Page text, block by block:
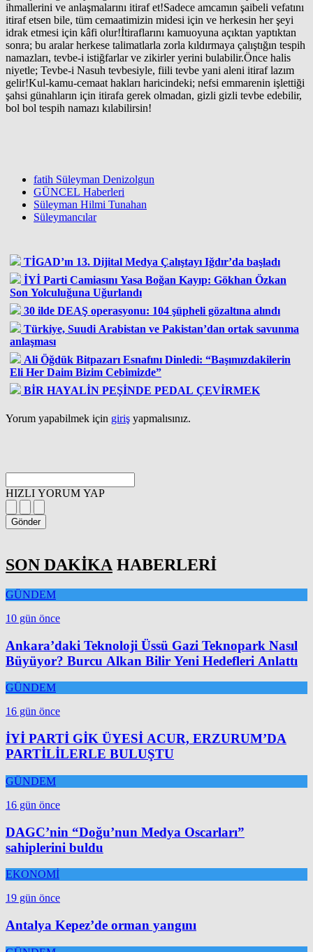
ihmallerini ve anlaşmalarını itiraf et!Sadece amcamın şaibeli vefatını
itiraf etsen bile, tüm cemaatimizin midesi için ve herkesin her şeyi
idrak etmesi için kâfi olur!İtiraflarını kamuoyuna açıktan yaptıktan
sonra; bu aralar herkese talimatlarla zorla kıldırmaya çalıştığın tespih
namazları, tevbe-i istiğfarlar ve zikirler yerini bulabilir.Önce halis
niyetle; Tevbe-i Nasuh tevbesiyle, fiili tevbe yani aleni itiraf lazım
gelir!Kul-kamu-cemaat hakları haricindeki; nefsi emmarenin işlettiği
şahsi günahların için itirafa gerek olmadan, gizli gizli tevbe edebilir,
bol bol tespih namazı kılabilirsin!
fatih Süleyman Denizolgun
GÜNCEL Haberleri
Süleyman Hilmi Tunahan
Süleymancılar
TİGAD’ın 13. Dijital Medya Çalıştayı Iğdır’da başladı
İYİ Parti Camiasını Yasa Boğan Kayıp: Gökhan Özkan
Son Yolculuğuna Uğurlandı
30 ilde DEAŞ operasyonu: 104 şüpheli gözaltına alındı
Türkiye, Suudi Arabistan ve Pakistan’dan ortak savunma
anlaşması
Ali Öğdük Bitpazarı Esnafını Dinledi: “Başımızdakilerin
Eli Her Daim Bizim Cebimizde”
BİR HAYALİN PEŞİNDE PEDAL ÇEVİRMEK
Yorum yapabilmek için giriş yapmalısınız.
HIZLI YORUM YAP
Gönder
SON DAKİKA HABERLERİ
GÜNDEM
10 gün önce
Ankara’daki Teknoloji Üssü Gazi Teknopark Nasıl
Büyüyor? Burcu Alkan Bilir Yeni Hedefleri Anlattı
GÜNDEM
16 gün önce
İYİ PARTİ GİK ÜYESİ ACUR, ERZURUM’DA
PARTİLİLERLE BULUŞTU
GÜNDEM
16 gün önce
DAGC’nin “Doğu’nun Medya Oscarları”
sahiplerini buldu
EKONOMİ
19 gün önce
Antalya Kepez’de orman yangını